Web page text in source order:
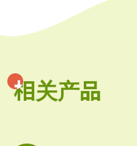
相关产品
相关产品